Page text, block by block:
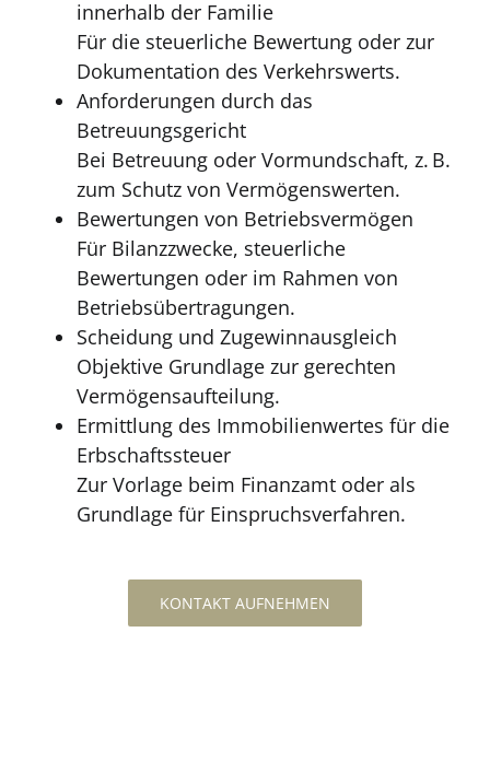
innerhalb der Familie
Für die steuerliche Bewertung oder zur
Dokumentation des Verkehrswerts.
Anforderungen durch das
Betreuungsgericht
Bei Betreuung oder Vormundschaft, z. B.
zum Schutz von Vermögenswerten.
Bewertungen von Betriebsvermögen
Für Bilanzzwecke, steuerliche
Bewertungen oder im Rahmen von
Betriebsübertragungen.
Scheidung und Zugewinnausgleich
Objektive Grundlage zur gerechten
Vermögensaufteilung.
Ermittlung des Immobilienwertes für die
Erbschaftssteuer
Zur Vorlage beim Finanzamt oder als
Grundlage für Einspruchsverfahren.
KONTAKT AUFNEHMEN